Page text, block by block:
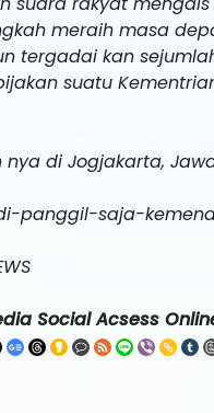
meraih masa
tergadai kan
suatu
di Jogjakarta,
panggil-saja-
Social Acsess